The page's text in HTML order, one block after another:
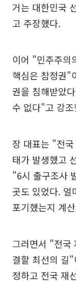
거는 대한민국
고 주장했다.
이어 "민주주의
핵심은 참정권"
권을 침해받았
수 없다"고 강
장 대표는 "전
태가 발생했고
"6시 출구조사
곳도 있었다. 얼
포기했는지 계
그러면서 "전국
결할 최선의 길
정하고 전국 재